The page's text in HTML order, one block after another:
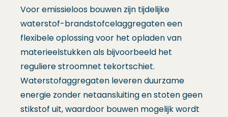
Voor emissieloos bouwen zijn tijdelijke
waterstof-brandstofcelaggregaten een
flexibele oplossing voor het opladen van
materieelstukken als bijvoorbeeld het
reguliere stroomnet tekortschiet.
Waterstofaggregaten leveren duurzame
energie zonder netaansluiting en stoten geen
stikstof uit, waardoor bouwen mogelijk wordt